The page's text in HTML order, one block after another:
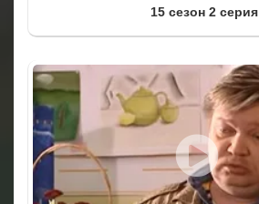
15 сезон 2 серия